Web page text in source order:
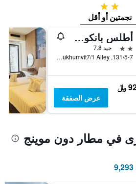
2 نجمتين
نجمتين أو أقل
أطلس بانكوك هوتل
2 نجمتين
جيد 7.8
131/5-7, Sukhumvit7/1 Alley, بانكوك, تايلاند
﷼
عرض الصفقة
في مطار دون موينج